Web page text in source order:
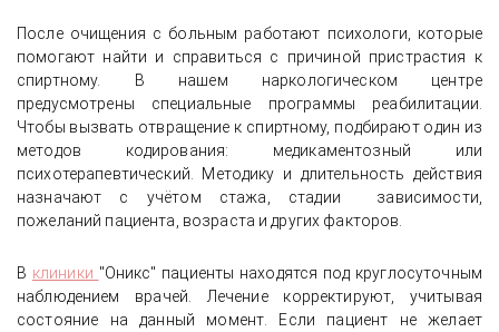
После очищения с больным работают психологи, которые
помогают найти и справиться с причиной пристрастия к
спиртному. В нашем наркологическом центре
предусмотрены специальные программы реабилитации.
Чтобы вызвать отвращение к спиртному, подбирают один из
методов кодирования: медикаментозный или
психотерапевтический. Методику и длительность действия
назначают с учётом стажа, стадии зависимости,
пожеланий пациента, возраста и других факторов.
В клиники "Оникс" пациенты находятся под круглосуточным
наблюдением врачей. Лечение корректируют, учитывая
состояние на данный момент. Если пациент не желает